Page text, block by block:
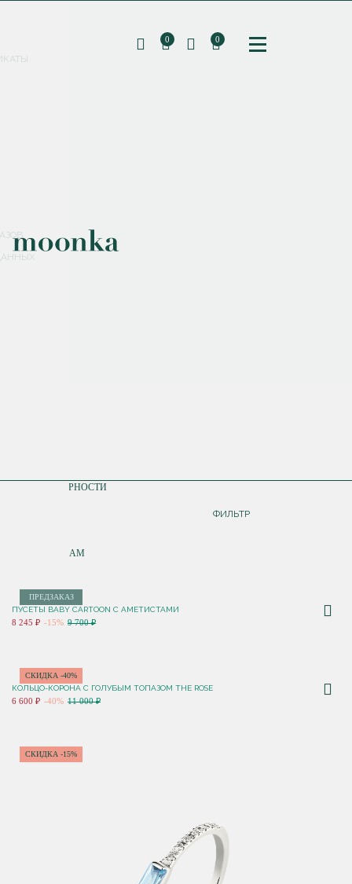
Соглашаюсь с
0 0
ПО ПОПУЛЯРНОСТИ
ПО НОВИНКАМ
ФИЛЬТР
ПРЕДЗАКАЗ
ПУСЕТЫ BABY CARTOON С АМЕТИСТАМИ
8 245 ₽ -15% 9 700 ₽
СКИДКА -40%
КОЛЬЦО-КОРОНА С ГОЛУБЫМ ТОПАЗОМ THE ROSE
6 600 ₽ -40% 11 000 ₽
СКИДКА -15%